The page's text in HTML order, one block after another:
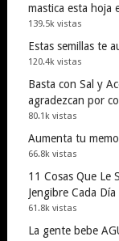
mastica esta hoja
139.5k vistas
Estas semillas te
120.4k vistas
Basta con Sal y
agradezcan por
80.1k vistas
Aumenta tu
66.8k vistas
11 Cosas Que Le
Jengibre Cada Día
61.8k vistas
La gente bebe